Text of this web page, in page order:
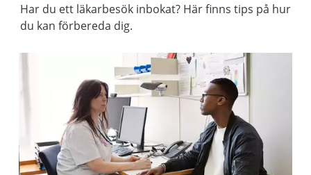
Har du ett läkarbesök inbokat? Här finns tips på hur
du kan förbereda dig.